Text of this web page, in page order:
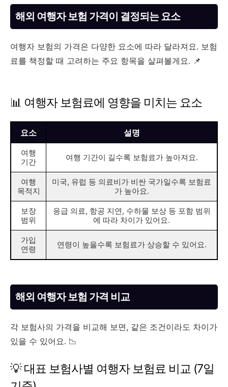
해외 여행자 보험 가격이 결정되는 요소
여행자 보험의 가격은 다양한 요소에 따라 달라져요. 보험
료를 책정할 때 고려하는 주요 항목을 살펴볼게요. 📌
📊 여행자 보험료에 영향을 미치는 요소
요소 설명
여행
기간
여행 기간이 길수록 보험료가 높아져요.
여행
목적지
미국, 유럽 등 의료비가 비싼 국가일수록 보험료
가 높아요.
보장
범위
응급 의료, 항공 지연, 수하물 보상 등 포함 범위
에 따라 차이가 있어요.
가입
연령
연령이 높을수록 보험료가 상승할 수 있어요.
해외 여행자 보험 가격 비교
각 보험사의 가격을 비교해 보면, 같은 조건이라도 차이가
있을 수 있어요. 📉
💡 대표 보험사별 여행자 보험료 비교 (7일